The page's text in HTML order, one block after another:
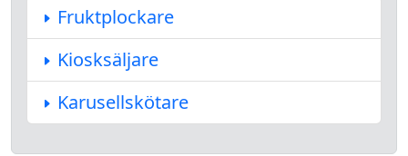
Fruktplockare
Kiosksäljare
Karusellskötare